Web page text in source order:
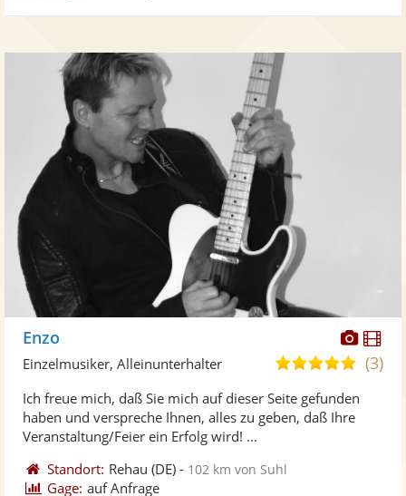
Enzo
5,0
5
(3)
Einzelmusiker, Alleinunterhalter
Ich freue mich, daß Sie mich auf dieser Seite gefunden
haben und verspreche Ihnen, alles zu geben, daß Ihre
Veranstaltung/Feier ein Erfolg wird! ...
Standort: Rehau (DE) - 102 km von Suhl
Gage: auf Anfrage